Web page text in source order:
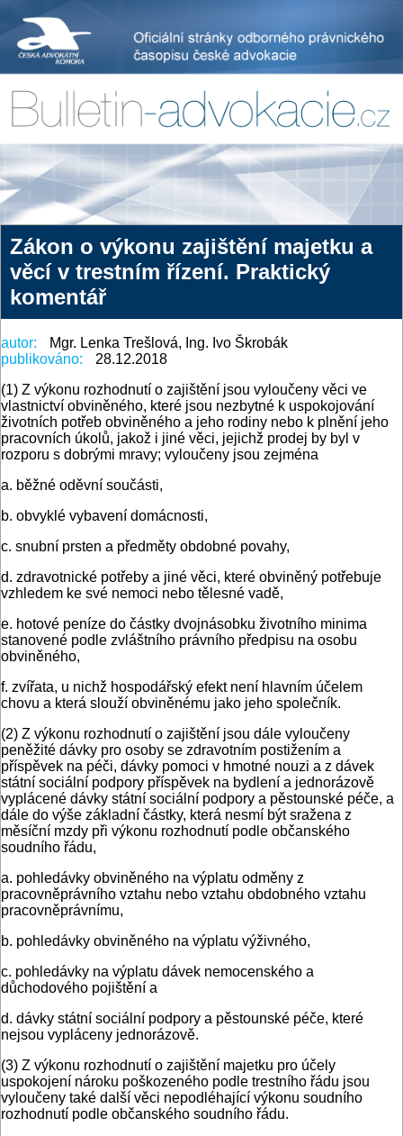
Zákon o výkonu zajištění majetku a
věcí v trestním řízení. Praktický
komentář
autor:
Mgr. Lenka Trešlová, Ing. Ivo Škrobák
publikováno:
28.12.2018
(1) Z výkonu rozhodnutí o zajištění jsou vyloučeny věci ve
vlastnictví obviněného, které jsou nezbytné k uspokojování
životních potřeb obviněného a jeho rodiny nebo k plnění jeho
pracovních úkolů, jakož i jiné věci, jejichž prodej by byl v
rozporu s dobrými mravy; vyloučeny jsou zejména
a. běžné oděvní součásti,
b. obvyklé vybavení domácnosti,
c. snubní prsten a předměty obdobné povahy,
d. zdravotnické potřeby a jiné věci, které obviněný potřebuje
vzhledem ke své nemoci nebo tělesné vadě,
e. hotové peníze do částky dvojnásobku životního minima
stanovené podle zvláštního právního předpisu na osobu
obviněného,
f. zvířata, u nichž hospodářský efekt není hlavním účelem
chovu a která slouží obviněnému jako jeho společník.
(2) Z výkonu rozhodnutí o zajištění jsou dále vyloučeny
peněžité dávky pro osoby se zdravotním postižením a
příspěvek na péči, dávky pomoci v hmotné nouzi a z dávek
státní sociální podpory příspěvek na bydlení a jednorázově
vyplácené dávky státní sociální podpory a pěstounské péče, a
dále do výše základní částky, která nesmí být sražena z
měsíční mzdy při výkonu rozhodnutí podle občanského
soudního řádu,
a. pohledávky obviněného na výplatu odměny z
pracovněprávního vztahu nebo vztahu obdobného vztahu
pracovněprávnímu,
b. pohledávky obviněného na výplatu výživného,
c. pohledávky na výplatu dávek nemocenského a
důchodového pojištění a
d. dávky státní sociální podpory a pěstounské péče, které
nejsou vypláceny jednorázově.
(3) Z výkonu rozhodnutí o zajištění majetku pro účely
uspokojení nároku poškozeného podle trestního řádu jsou
vyloučeny také další věci nepodléhající výkonu soudního
rozhodnutí podle občanského soudního řádu.